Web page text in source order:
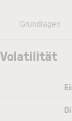
Grundlagen
Volatilität